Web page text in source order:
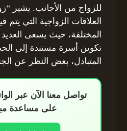
للزواج من الأجانب. يشير
العلاقات الزواجية التي يتم
المختلفة، حيث يسعى العديد
تكوين أسرة مستندة إلى
المتبادل، بغض النظر عن
تواصل معنا الآن عبر
على مساعدة